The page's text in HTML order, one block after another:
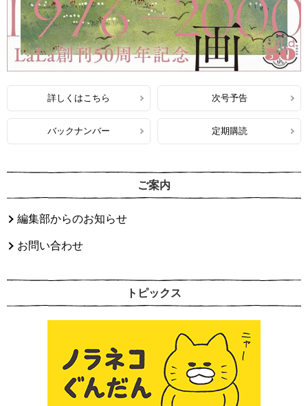
詳しくはこちら 次号予告
バックナンバー 定期購読
ご案内
編集部からのお知らせ
お問い合わせ
トピックス